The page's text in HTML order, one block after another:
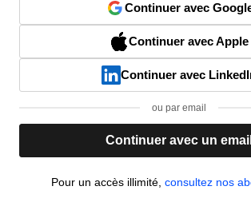
Continuer avec
Continuer avec Apple
Continuer avec
ou par email
Continuer avec un email
Pour un accès illimité, consultez nos